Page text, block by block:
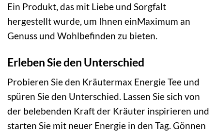
Ein Produkt, das mit Liebe und Sorgfalt
hergestellt wurde, um Ihnen einMaximum an
Genuss und Wohlbefinden zu bieten.
Erleben Sie den Unterschied
Probieren Sie den Kräutermax Energie Tee und
spüren Sie den Unterschied. Lassen Sie sich von
der belebenden Kraft der Kräuter inspirieren und
starten Sie mit neuer Energie in den Tag. Gönnen